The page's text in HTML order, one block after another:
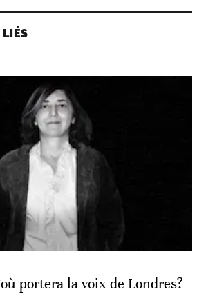
LIÉS
portera la voix de Londres?